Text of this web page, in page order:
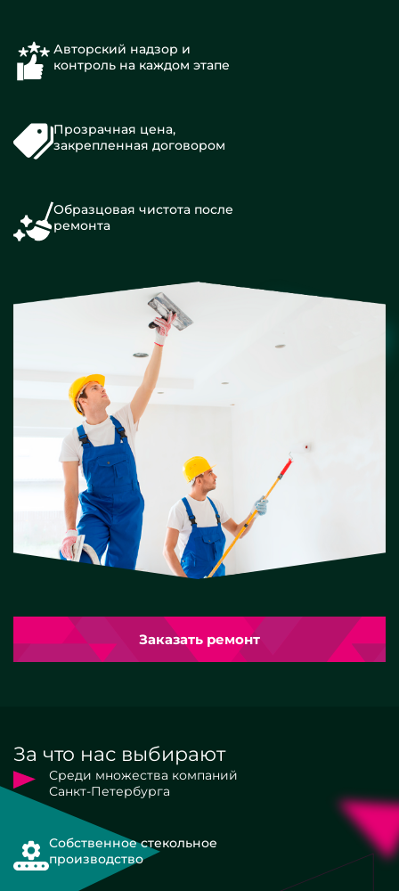
Авторский надзор и
контроль на каждом этапе
Прозрачная цена,
закрепленная договором
Образцовая чистота после
ремонта
Заказать ремонт
За что нас выбирают
Среди множества компаний
Санкт-Петербурга
Собственное стекольное
производство